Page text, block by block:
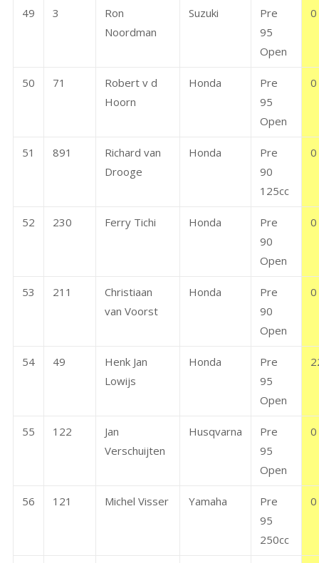
49 3
Ron
Noordman
Suzuki
Pre
95
Open
0
50 71
Robert v d
Hoorn
Honda
Pre
95
Open
0
51 891
Richard van
Drooge
Honda
Pre
90
125cc
0
52 230 Ferry Tichi Honda
Pre
90
Open
0
53 211
Christiaan
van Voorst
Honda
Pre
90
Open
0
54 49
Henk Jan
Lowijs
Honda
Pre
95
Open
55 122
Jan
Verschuijten
Husqvarna
Pre
95
Open
0
56 121 Michel Visser Yamaha
Pre
95
250cc
0